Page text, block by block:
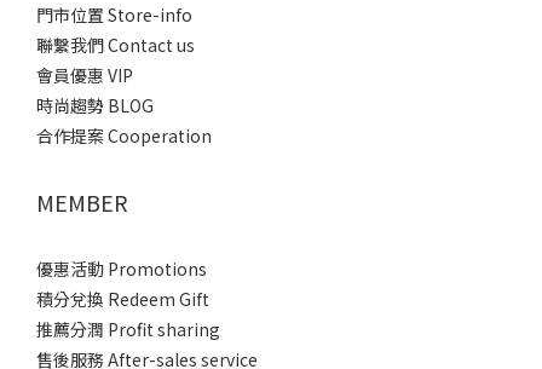
門市位置 Store-info
聯繫我們 Contact us
會員優惠 VIP
時尚趨勢 BLOG
合作提案 Cooperation
MEMBER
優惠活動 Promotions
積分兌換 Redeem Gift
推薦分潤 Profit sharing
售後服務 After-sales service